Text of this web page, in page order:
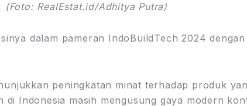
RealEstat.id/Adhitya Putra)
dalam pameran IndoBuildTech 2024
peningkatan minat terhadap produk
Indonesia masih mengusung gaya modern